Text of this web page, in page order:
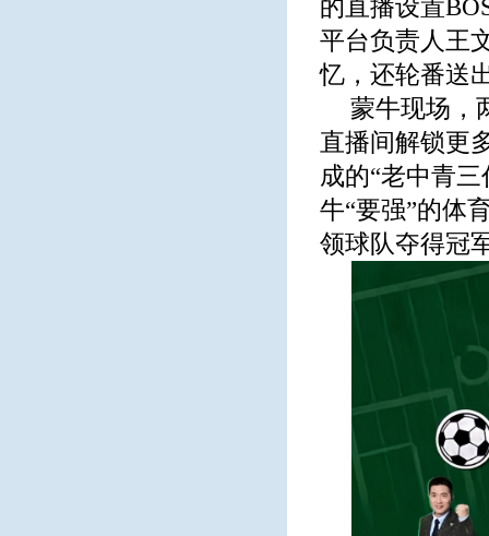
的直播设置
平台负责人王
忆，还轮番送
蒙牛现场，
直播间解锁更
成的“老中青
牛“要强”的体
领球队夺得冠